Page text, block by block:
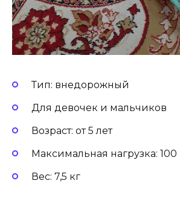
Тип: внедорожный
Для девочек и мальчиков
Возраст: от 5 лет
Максимальная нагрузка: 100
Вес: 7,5 кг